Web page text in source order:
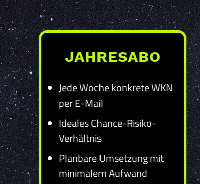
JAHRESABO
Jede Woche konkrete WKN
per E-Mail
Ideales Chance-Risiko-
Verhältnis
Planbare Umsetzung mit
minimalem Aufwand